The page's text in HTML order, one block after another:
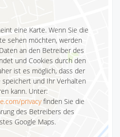
eine Karte. Wenn Sie die
sehen möchten, werden
an den Betreiber des
und Cookies durch den
ist es möglich, dass der
und Ihr Verhalten
kann. Unter:
privacyfinden Sie die
des Betreibers des
Google Maps.